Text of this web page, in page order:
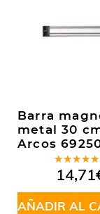
Barra
metal 30
Arcos
Valorado
en5.00
5
14,71
AÑADIR AL